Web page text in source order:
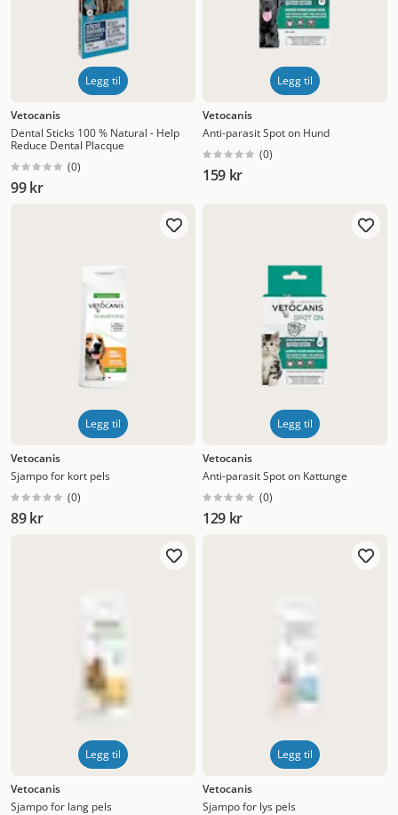
Legg til
Vetocanis
Dental Sticks 100 % Natural - Help
Reduce Dental Placque
(0)
99 kr
Legg til
Vetocanis
Anti-parasit Spot on Hund
(0)
159 kr
Legg til
Vetocanis
Sjampo for kort pels
(0)
89 kr
Legg til
Vetocanis
Anti-parasit Spot on Kattunge
(0)
129 kr
Legg til
Vetocanis
Sjampo for lang pels
Legg til
Vetocanis
Sjampo for lys pels